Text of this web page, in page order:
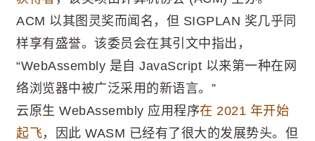
ACM 以其图灵奖而闻名，但 SIGPLAN 奖几乎同
样享有盛誉。该委员会在其引文中指出，
“WebAssembly 是自 JavaScript 以来第一种在网
络浏览器中被广泛采用的新语言。”
云原生 WebAssembly 应用程序在 2021 年开始
起飞，因此 WASM 已经有了很大的发展势头。但